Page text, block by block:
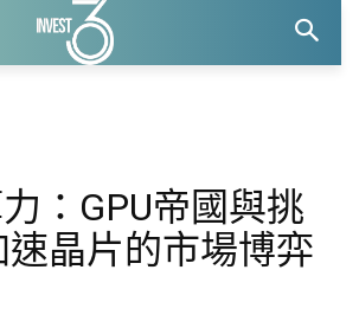
：GPU帝國與挑
速晶片的市場博弈